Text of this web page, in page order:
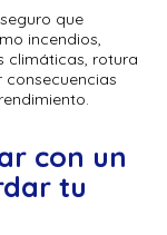
que
incendios,
climáticas, rotura
consecuencias
con un
tu